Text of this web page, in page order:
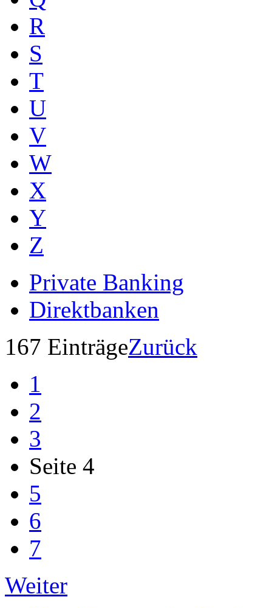
R
S
T
U
V
W
X
Y
Z
Private Banking
Direktbanken
167 EinträgeZurück
1
2
3
Seite 4
5
6
7
Weiter